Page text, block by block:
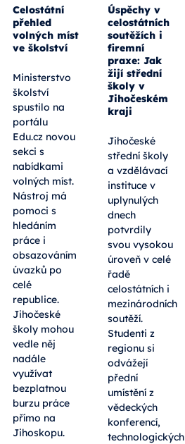
Celostátní
přehled
volných míst
ve školství
Ministerstvo
školství
spustilo na
portálu
Edu.cz novou
sekci s
nabídkami
volných míst.
Nástroj má
pomoci s
hledáním
práce i
obsazováním
úvazků po
celé
republice.
Jihočeské
školy mohou
vedle něj
nadále
využívat
bezplatnou
burzu práce
přímo na
Jihoskopu.
Úspěchy v
celostátních
soutěžích i
firemní
praxe: Jak
žijí střední
školy v
Jihočeském
kraji
Jihočeské
střední školy
a vzdělávací
instituce v
uplynulých
dnech
potvrdily
svou vysokou
úroveň v celé
řadě
celostátních i
mezinárodních
soutěží.
Studenti z
regionu si
odvážejí
přední
umístění z
vědeckých
konferencí,
technologických